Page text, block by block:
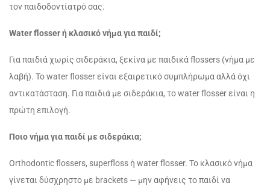
τον παιδοδοντίατρό σας.
Water flosser ή κλασικό νήμα για παιδί;
Για παιδιά χωρίς σιδεράκια, ξεκίνα με παιδικά flossers (νήμα με
λαβή). Το water flosser είναι εξαιρετικό συμπλήρωμα αλλά όχι
αντικατάσταση. Για παιδιά με σιδεράκια, το water flosser είναι η
πρώτη επιλογή.
Ποιο νήμα για παιδί με σιδεράκια;
Orthodontic flossers, superfloss ή water flosser. Το κλασικό νήμα
γίνεται δύσχρηστο με brackets — μην αφήνεις το παιδί να